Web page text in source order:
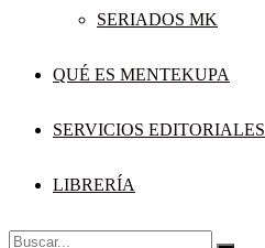
SERIADOS MK
QUÉ ES MENTEKUPA
SERVICIOS EDITORIALES
LIBRERÍA